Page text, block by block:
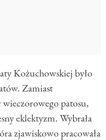
Kożuchowskiej było
Zamiast
patosu,
eklektyzm. Wybrała
zjawiskowo pracowała